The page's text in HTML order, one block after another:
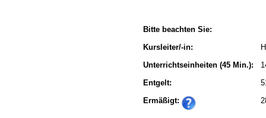
Bitte beachten Sie:
Kursleiter/-in:
Unterrichtseinheiten (45 Min.):
Entgelt:
Ermäßigt: